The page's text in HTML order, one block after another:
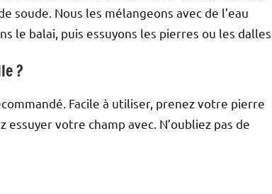
soude. Nous les mélangeons avec de l’eau
le balai, puis essuyons les pierres ou les dalles.
?
Facile à utiliser, prenez votre pierre
votre champ avec. N’oubliez pas de